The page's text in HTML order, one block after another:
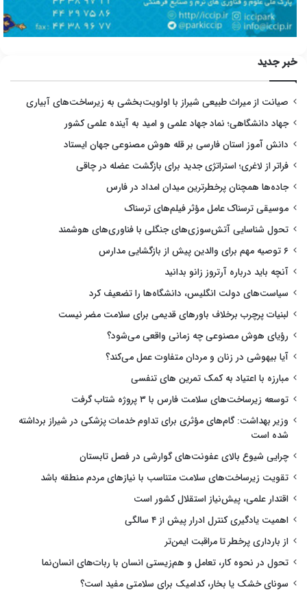
خبر جدید
صیانت از میراث طبیعی شیراز با اولویت‌بخشی به زیرساخت‌های آبیاری
جهاد دانشگاهی؛ نماد جهاد علمی و امید به آینده علمی کشور
دانش آموز استان فارسی بر قله هوش مصنوعی جهان ایستاد
فراتر از لاغری؛ استراتژی جدید برای بازگشت عضله در چاقی
جاده‌ها همچنان پرخطرترین میدان امداد در فارس
موسیقی ترسناک عامل مؤثر فیلم‌های ترسناک
تحول شناسایی آتش‌سوزی‌های جنگلی با فناوری‌های هوشمند
۶ توصیه مهم برای والدین پیش از بازگشایی مدارس
آنچه باید درباره آرتروز زانو بدانید
سیاست‌های دولت انگلیس، دانشگاه‌ها را تضعیف کرد
لبنیات پرچرب برخلاف باورهای قدیمی برای سلامت مضر نیست
رؤیای هوش مصنوعی چه زمانی واقعی می‌شود؟
آیا بیهوشی در زنان و مردان متفاوت عمل می‌کند؟
مبارزه با اعتیاد به کمک تمرین های تنفسی
توسعه زیرساخت‌های سلامت فارس با ۳ پروژه شتاب گرفت
وزیر بهداشت: گام‌های مؤثری برای تداوم خدمات پزشکی در شیراز برداشته
شده است
چرایی شیوع بالای عفونت‌های گوارشی در فصل تابستان
تقویت زیرساخت‌های سلامت متناسب با نیازهای مردم منطقه باشد
اقتدار علمی، پیش‌نیاز استقلال کشور است
اهمیت یادگیری کنترل ادرار پیش از ۴ سالگی
از بارداری پرخطر تا مراقبت ایمن‌تر
تحول در نحوه کار، تعامل و هم‌زیستی انسان با ربات‌های انسان‌نما
سونای خشک یا بخار، کدامیک برای سلامتی مفید است؟